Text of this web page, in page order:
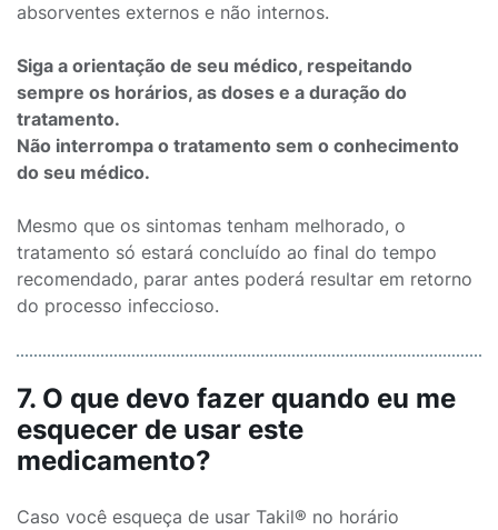
absorventes externos e não internos.
Siga a orientação de seu médico, respeitando
sempre os horários, as doses e a duração do
tratamento.
Não interrompa o tratamento sem o conhecimento
do seu médico.
Mesmo que os sintomas tenham melhorado, o
tratamento só estará concluído ao final do tempo
recomendado, parar antes poderá resultar em retorno
do processo infeccioso.
7. O que devo fazer quando eu me
esquecer de usar este
medicamento?
Caso você esqueça de usar Takil® no horário